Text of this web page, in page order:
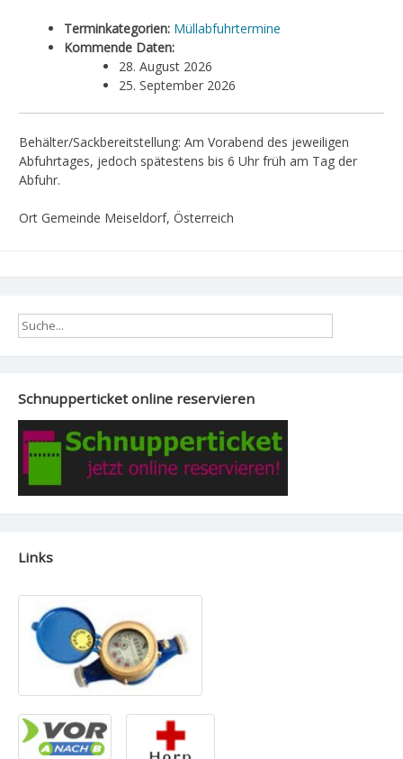
Terminkategorien: Müllabfuhrtermine
Kommende Daten:
28. August 2026
25. September 2026
Behälter/Sackbereitstellung: Am Vorabend des jeweiligen
Abfuhrtages, jedoch spätestens bis 6 Uhr früh am Tag der
Abfuhr.
Ort Gemeinde Meiseldorf, Österreich
Schnupperticket online reservieren
Links